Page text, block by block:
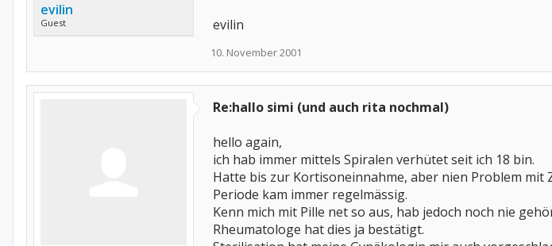
evilin
Guest
evilin
10. November 2001
Re:hallo simi (und auch rita nochmal)
hello again,
ich hab immer mittels Spiralen verhütet seit ich 18 bin.
Hatte bis zur Kortisoneinnahme, aber nien Problem mit
Periode kam immer regelmässig.
Kenn mich mit Pille net so aus, hab jedoch noch nie
Rheumatologe hat dies ja bestätigt.